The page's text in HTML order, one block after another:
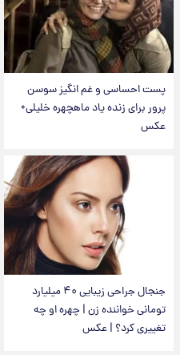
پست احساسی و غم انگیز سوسن
پرور برای زنده یاد ماهچهره خلیلی+
عکس
جنجال جراحی زیبایی ۴۰ میلیارد
تومانی خواننده زن | چهره او چه
تغییری کرد؟ | عکس